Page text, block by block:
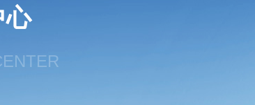
心